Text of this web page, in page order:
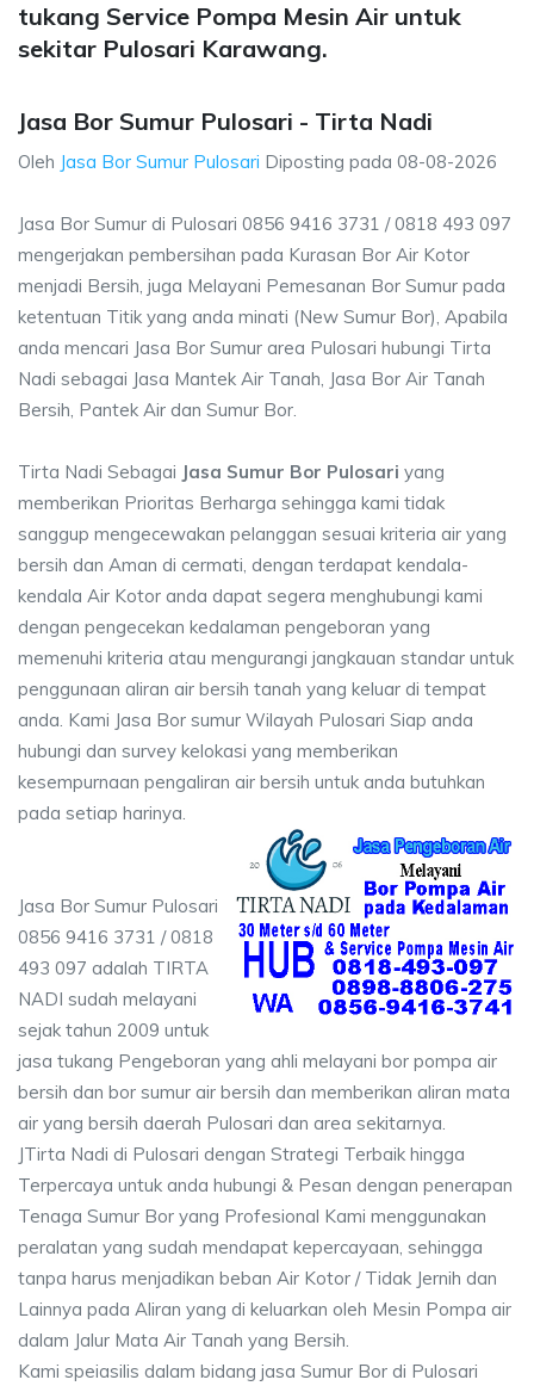
tukang Service Pompa Mesin Air untuk
sekitar Pulosari Karawang.
Jasa Bor Sumur Pulosari - Tirta Nadi
Oleh Jasa Bor Sumur Pulosari Diposting pada 08-08-2026
Jasa Bor Sumur di Pulosari 0856 9416 3731 / 0818 493 097
mengerjakan pembersihan pada Kurasan Bor Air Kotor
menjadi Bersih, juga Melayani Pemesanan Bor Sumur pada
ketentuan Titik yang anda minati (New Sumur Bor), Apabila
anda mencari Jasa Bor Sumur area Pulosari hubungi Tirta
Nadi sebagai Jasa Mantek Air Tanah, Jasa Bor Air Tanah
Bersih, Pantek Air dan Sumur Bor.
Tirta Nadi Sebagai Jasa Sumur Bor Pulosari yang
memberikan Prioritas Berharga sehingga kami tidak
sanggup mengecewakan pelanggan sesuai kriteria air yang
bersih dan Aman di cermati, dengan terdapat kendala-
kendala Air Kotor anda dapat segera menghubungi kami
dengan pengecekan kedalaman pengeboran yang
memenuhi kriteria atau mengurangi jangkauan standar untuk
penggunaan aliran air bersih tanah yang keluar di tempat
anda. Kami Jasa Bor sumur Wilayah Pulosari Siap anda
hubungi dan survey kelokasi yang memberikan
kesempurnaan pengaliran air bersih untuk anda butuhkan
pada setiap harinya.
Jasa Bor Sumur Pulosari
0856 9416 3731 / 0818
493 097 adalah TIRTA
NADI sudah melayani
sejak tahun 2009 untuk
jasa tukang Pengeboran yang ahli melayani bor pompa air
bersih dan bor sumur air bersih dan memberikan aliran mata
air yang bersih daerah Pulosari dan area sekitarnya.
JTirta Nadi di Pulosari dengan Strategi Terbaik hingga
Terpercaya untuk anda hubungi & Pesan dengan penerapan
Tenaga Sumur Bor yang Profesional Kami menggunakan
peralatan yang sudah mendapat kepercayaan, sehingga
tanpa harus menjadikan beban Air Kotor / Tidak Jernih dan
Lainnya pada Aliran yang di keluarkan oleh Mesin Pompa air
dalam Jalur Mata Air Tanah yang Bersih.
Kami speiasilis dalam bidang jasa Sumur Bor di Pulosari